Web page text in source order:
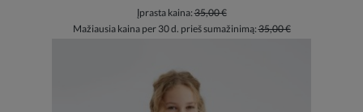
Įprasta kaina:35,00 €
Mažiausia kaina per 30 d. prieš sumažinimą:35,00 €